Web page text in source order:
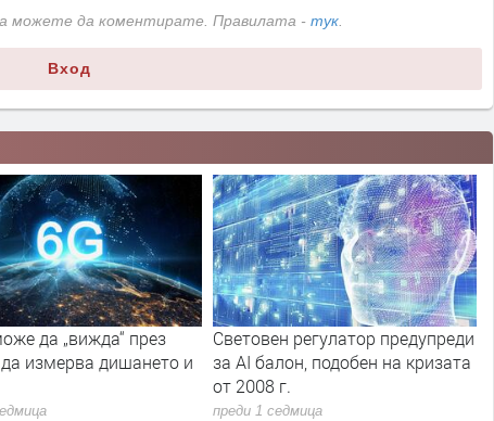
можете да коментирате. Правилата - тук.
Вход
да „вижда“ през
измерва дишането и
Световен регулатор предупреди
за AI балон, подобен на кризата
от 2008 г.
преди 1 седмица